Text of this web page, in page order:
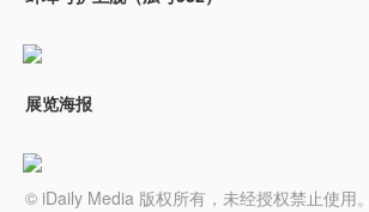
展览海报
© iDaily Media 版权所有，未经授权禁止使用。